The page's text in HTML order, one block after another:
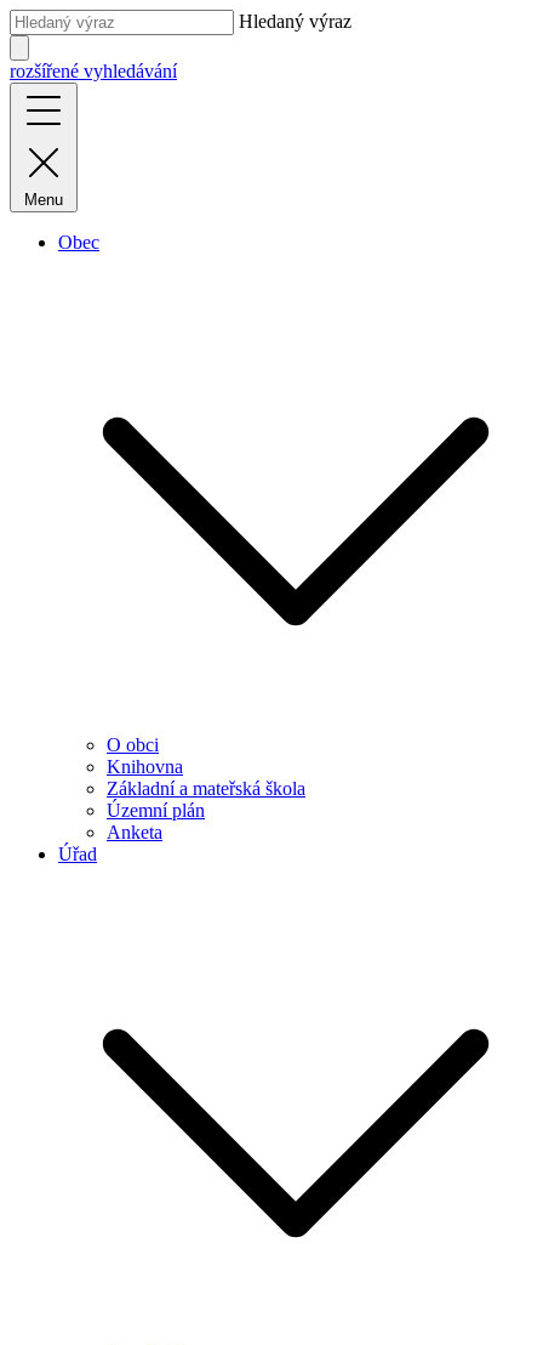
Hledaný výraz
rozšířené vyhledávání
Menu
Obec
O obci
Knihovna
Základní a mateřská škola
Územní plán
Anketa
Úřad